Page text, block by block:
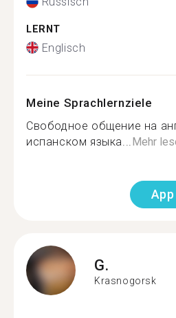
LERNT
Englisch
Meine Sprachlernziele
Свободное общение на
испанском языка... Mehr
G.
Krasnogorsk